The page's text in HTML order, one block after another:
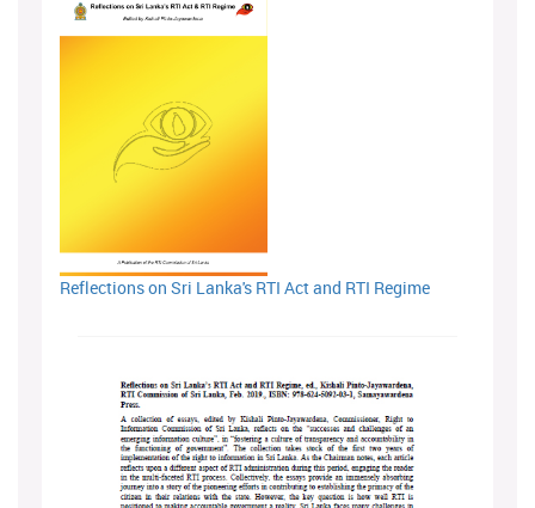
Reflections on Sri Lanka's RTI Act and RTI Regime